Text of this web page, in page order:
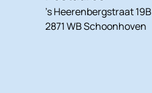
’s Heerenbergstraat 19B
2871 WB Schoonhoven